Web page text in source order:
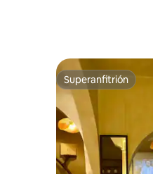
Superanfitrión
Superanfitrión